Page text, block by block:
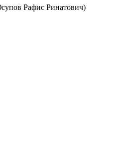
Рафис Ринатович)